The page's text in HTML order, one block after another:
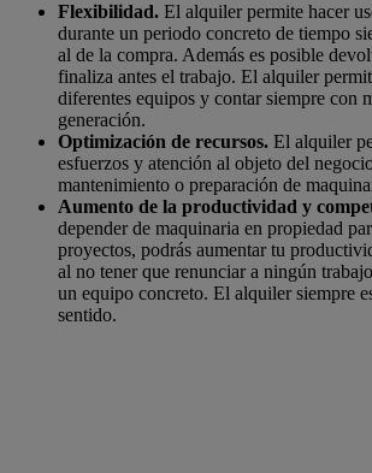
Flexibilidad. El alquiler permite hacer
durante un periodo concreto de tiempo
al de la compra. Además es posible
finaliza antes el trabajo. El alquiler
diferentes equipos y contar siempre con
generación.
Optimización de recursos. El alquiler
esfuerzos y atención al objeto del
mantenimiento o preparación de
Aumento de la productividad y
depender de maquinaria en propiedad
proyectos, podrás aumentar tu
al no tener que renunciar a ningún
un equipo concreto. El alquiler siempre
sentido.